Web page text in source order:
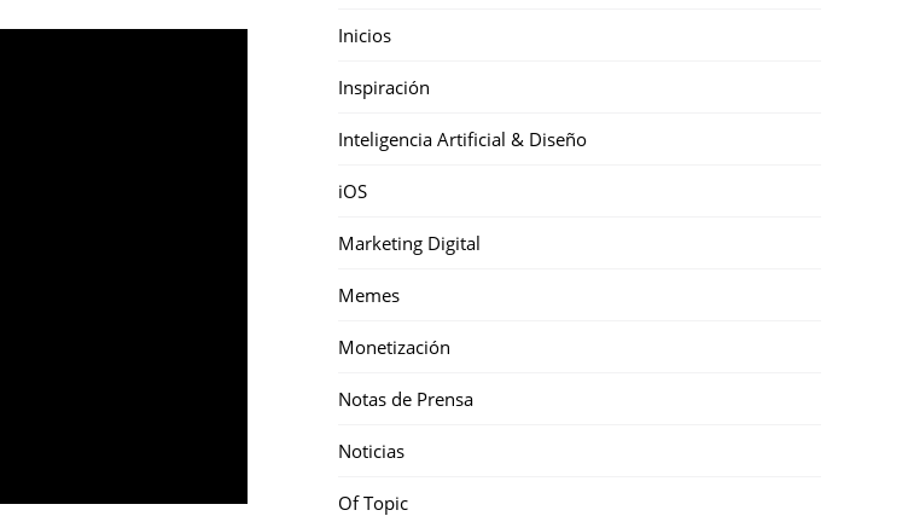
Inicios
Inspiración
Inteligencia Artificial & Diseño
iOS
Marketing Digital
Memes
Monetización
Notas de Prensa
Noticias
Of Topic